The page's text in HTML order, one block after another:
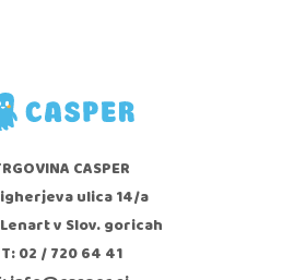
CASPER
ulica 14/a
v Slov. goricah
T: 02 / 720 64 41